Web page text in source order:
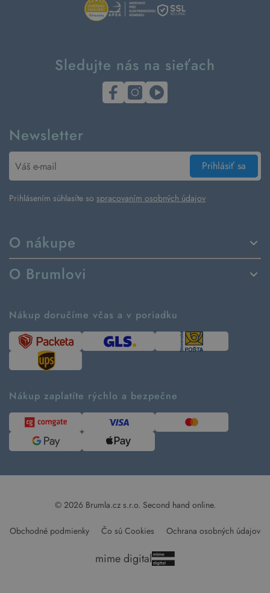
O nákupe
Spôsoby dodania a platby
Vrátenie tovaru a reklamácia
Návod ako nakupovať
Tabuľka veľkostí
Predávané značky
Kontakt
O Brumlovi
Ako tvoríme second hand
Časté otázky
Kde pomáhame
Udržateľnosť
Blog
Pre médiá
Sledujte nás na sieťach
Newsletter
Prihlásiť sa
Prihlásením súhlasíte so spracovaním osobných údajov
Nákup doručíme včas a v poriadku
Nákup zaplatíte rýchlo a bezpečne
© 2026 Brumla.cz s.r.o. Second hand online.
Obchodné podmienky Čo sú Cookies Ochrana osobných údajov
mime digital